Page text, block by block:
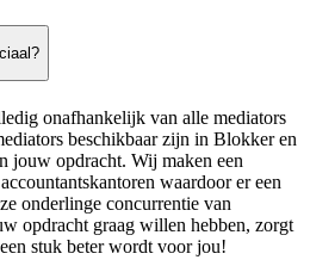
onafhankelijk van alle mediators
beschikbaar zijn in Blokker en
jouw opdracht. Wij maken een
waardoor er een
onderlinge concurrentie van
opdracht graag willen hebben, zorgt
stuk beter wordt voor jou!